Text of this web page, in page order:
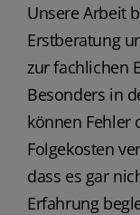
Unsere Arbeit
Erstberatung
zur fachlichen
Besonders in
können Fehler
Folgekosten
dass es gar
Erfahrung